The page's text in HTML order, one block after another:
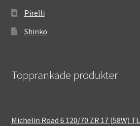
Pirelli
Shinko
Topprankade produkter
Michelin Road 6 120/70 ZR 17 (58W)